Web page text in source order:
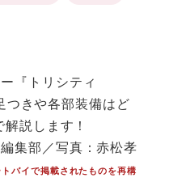
『トリシティ
きや各部装備はど
説します！
集部／写真：赤松孝
バイで掲載されたものを再構